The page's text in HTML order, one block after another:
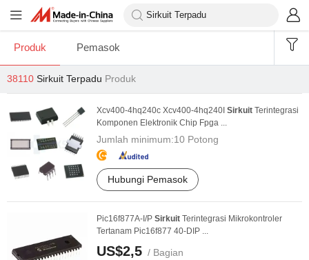
Produk Pemasok
38110 Sirkuit Terpadu Produk
Xcv400-4hq240c Xcv400-4hq240I Sirkuit Terintegrasi
Komponen Elektronik Chip Fpga ...
Jumlah minimum:10 Potong
Hubungi Pemasok
Pic16f877A-I/P Sirkuit Terintegrasi Mikrokontroler
Tertanam Pic16f877 40-DIP ...
US$2,5 / Bagian